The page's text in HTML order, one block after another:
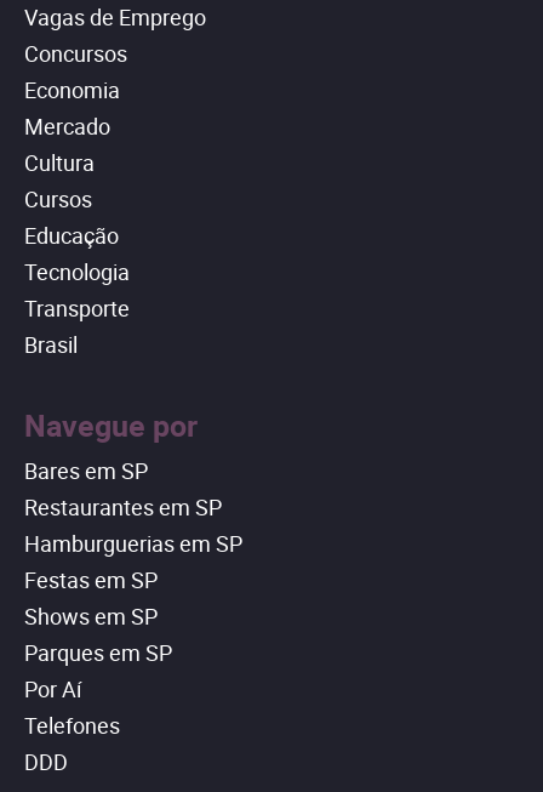
Vagas de Emprego
Concursos
Economia
Mercado
Cultura
Cursos
Educação
Tecnologia
Transporte
Brasil
Navegue por
Bares em SP
Restaurantes em SP
Hamburguerias em SP
Festas em SP
Shows em SP
Parques em SP
Por Aí
Telefones
DDD